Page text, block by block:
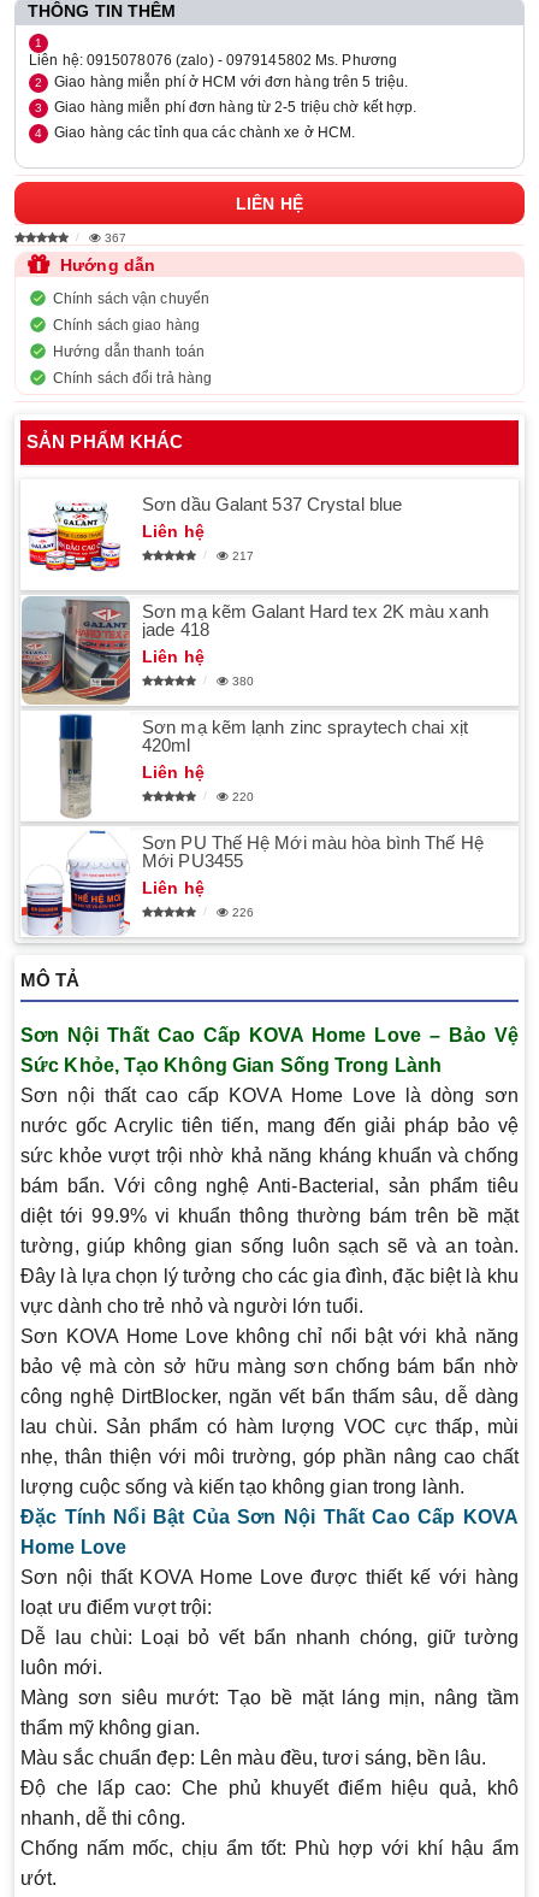
THÔNG TIN THÊM
Liên hệ: 0915078076 (zalo) - 0979145802 Ms. Phương
Giao hàng miễn phí ở HCM với đơn hàng trên 5 triệu.
Giao hàng miễn phí đơn hàng từ 2-5 triệu chờ kết hợp.
Giao hàng các tỉnh qua các chành xe ở HCM.
LIÊN HỆ
367
Hướng dẫn
Chính sách vận chuyển
Chính sách giao hàng
Hướng dẫn thanh toán
Chính sách đổi trả hàng
SẢN PHẨM KHÁC
Sơn dầu Galant 537 Crystal blue
Liên hệ
217
Sơn mạ kẽm Galant Hard tex 2K màu xanh
jade 418
Liên hệ
380
Sơn mạ kẽm lạnh zinc spraytech chai xịt
420ml
Liên hệ
220
Sơn PU Thế Hệ Mới màu hòa bình Thế Hệ
Mới PU3455
Liên hệ
226
MÔ TẢ
Sơn Nội Thất Cao Cấp KOVA Home Love – Bảo Vệ
Sức Khỏe, Tạo Không Gian Sống Trong Lành
Sơn nội thất cao cấp KOVA Home Love là dòng sơn
nước gốc Acrylic tiên tiến, mang đến giải pháp bảo vệ
sức khỏe vượt trội nhờ khả năng kháng khuẩn và chống
bám bẩn. Với công nghệAnti-Bacterial , sản phẩm tiêu
diệt tới 99.9% vi khuẩn thông thường bám trên bề mặt
tường, giúp không gian sống luôn sạch sẽ và an toàn.
Đây là lựa chọn lý tưởng cho các gia đình, đặc biệt là khu
vực dành cho trẻ nhỏ và người lớn tuổi.
Sơn KOVA Home Love không chỉ nổi bật với khả năng
bảo vệ mà còn sở hữu màng sơn chống bám bẩn nhờ
công nghệ DirtBlocker, ngăn vết bẩn thấm sâu, dễ dàng
lau chùi. Sản phẩm có hàm lượng VOC cực thấp, mùi
nhẹ, thân thiện với môi trường, góp phần nâng cao chất
lượng cuộc sống và kiến tạo không gian trong lành.
Đặc Tính Nổi Bật Của Sơn Nội Thất Cao Cấp KOVA
Home Love
Sơn nội thất KOVA Home Love được thiết kế với hàng
loạt ưu điểm vượt trội:
Dễ lau chùi: Loại bỏ vết bẩn nhanh chóng, giữ tường
luôn mới.
Màng sơn siêu mướt: Tạo bề mặt láng mịn, nâng tầm
thẩm mỹ không gian.
Màu sắc chuẩn đẹp: Lên màu đều, tươi sáng, bền lâu.
Độ che lấp cao: Che phủ khuyết điểm hiệu quả, khô
nhanh, dễ thi công.
Chống nấm mốc, chịu ẩm tốt: Phù hợp với khí hậu ẩm
ướt.